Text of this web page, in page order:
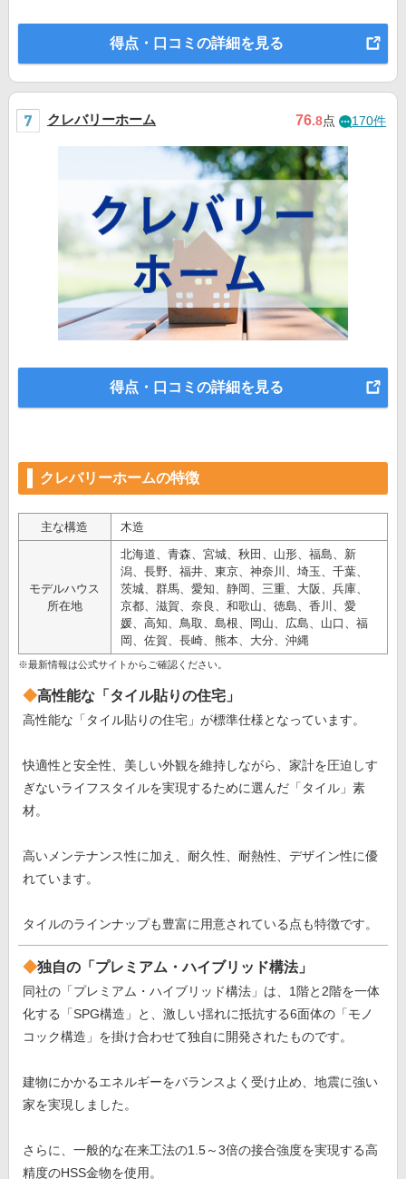
得点・口コミの詳細を見る
クレバリーホーム 76.8点 170件
得点・口コミの詳細を見る
クレバリーホームの特徴
主な構造 木造
モデルハウス
所在地
北海道、青森、宮城、秋田、山形、福島、新
潟、長野、福井、東京、神奈川、埼玉、千葉、
茨城、群馬、愛知、静岡、三重、大阪、兵庫、
京都、滋賀、奈良、和歌山、徳島、香川、愛
媛、高知、鳥取、島根、岡山、広島、山口、福
岡、佐賀、長崎、熊本、大分、沖縄
※最新情報は公式サイトからご確認ください。
高性能な「タイル貼りの住宅」
高性能な「タイル貼りの住宅」が標準仕様となっています。
快適性と安全性、美しい外観を維持しながら、家計を圧迫しす
ぎないライフスタイルを実現するために選んだ「タイル」素
材。
高いメンテナンス性に加え、耐久性、耐熱性、デザイン性に優
れています。
タイルのラインナップも豊富に用意されている点も特徴です。
独自の「プレミアム・ハイブリッド構法」
同社の「プレミアム・ハイブリッド構法」は、1階と2階を一体
化する「SPG構造」と、激しい揺れに抵抗する6面体の「モノ
コック構造」を掛け合わせて独自に開発されたものです。
建物にかかるエネルギーをバランスよく受け止め、地震に強い
家を実現しました。
さらに、一般的な在来工法の1.5～3倍の接合強度を実現する高
精度のHSS金物を使用。